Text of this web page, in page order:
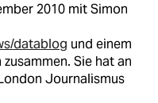
2010 mit Simon
datablog und einem
Sie hat an
Journalismus